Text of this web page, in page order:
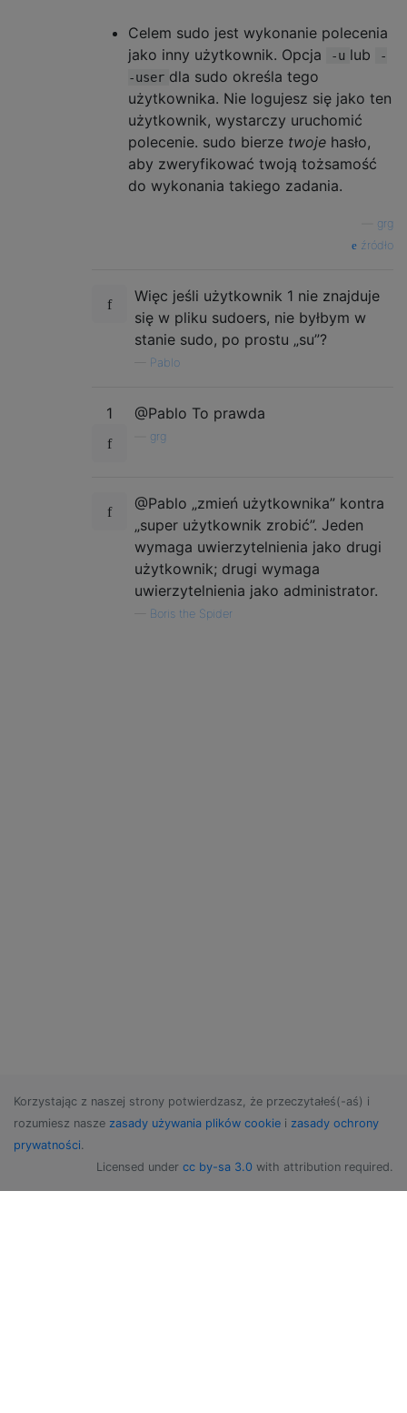
Celem sudo jest wykonanie polecenia
jako inny użytkownik. Opcja
-u lub
-
-user dla sudo określa tego
użytkownika. Nie logujesz się jako ten
użytkownik, wystarczy uruchomić
polecenie. sudo bierze twoje hasło,
aby zweryfikować twoją tożsamość
do wykonania takiego zadania.
grg
źródło
Więc jeśli użytkownik 1 nie znajduje
się w pliku sudoers, nie byłbym w
stanie sudo, po prostu „su”?
Pablo
1 @Pablo To prawda
grg
@Pablo „zmień użytkownika” kontra
„super użytkownik zrobić”. Jeden
wymaga uwierzytelnienia jako drugi
użytkownik; drugi wymaga
uwierzytelnienia jako administrator.
Boris the Spider
Korzystając z naszej strony potwierdzasz, że przeczytałeś(-aś) i
rozumiesz nasze zasady używania plików cookie i zasady ochrony
prywatności.
Licensed under cc by-sa 3.0 with attribution required.